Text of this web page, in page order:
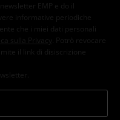
EMP e do il
informative periodiche
che i miei dati personali
sulla Privacy
. Potrò revocare
il link di disiscrizione